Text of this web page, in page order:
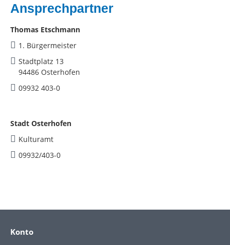
Ansprechpartner
Thomas Etschmann
1. Bürgermeister
Stadtplatz 13
94486 Osterhofen
09932 403-0
Stadt Osterhofen
Kulturamt
09932/403-0
Konto